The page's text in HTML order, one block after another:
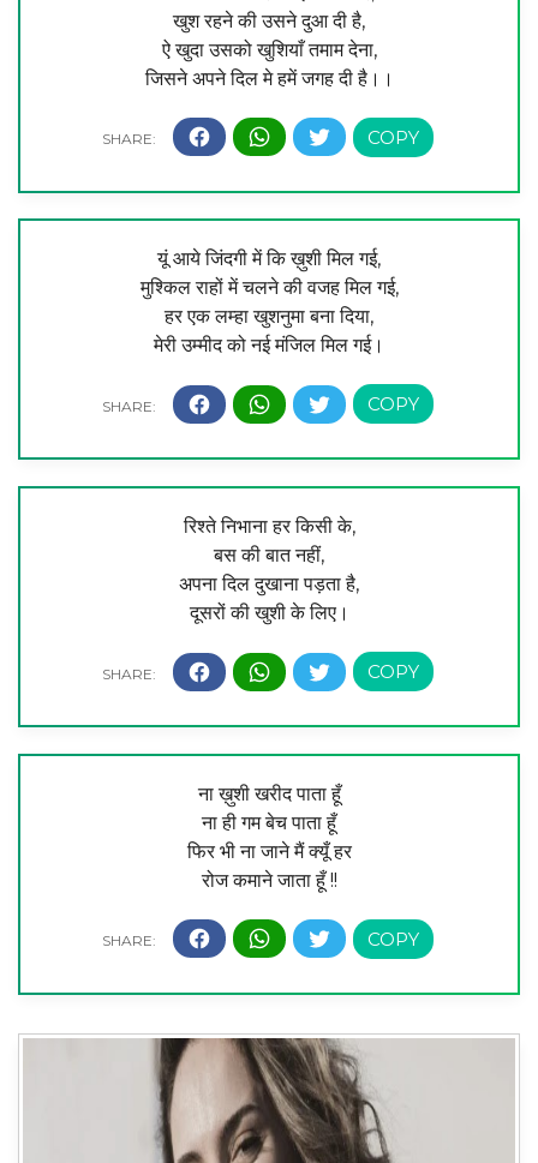
खुश रहने की उसने दुआ दी है,
ऐ खुदा उसको खुशियाँ तमाम देना,
जिसने अपने दिल मे हमें जगह दी है।।
यूं आये जिंदगी में कि ख़ुशी मिल गई,
मुश्किल राहों में चलने की वजह मिल गई,
हर एक लम्हा खुशनुमा बना दिया,
मेरी उम्मीद को नई मंजिल मिल गई।
रिश्ते निभाना हर किसी के,
बस की बात नहीं,
अपना दिल दुखाना पड़ता है,
दूसरों की खुशी के लिए।
ना ख़ुशी खरीद पाता हूँ
ना ही गम बेच पाता हूँ
फिर भी ना जाने मैं क्यूँ हर
रोज कमाने जाता हूँ !!